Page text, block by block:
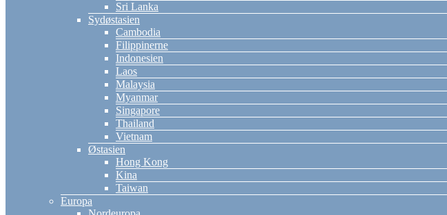
Sri Lanka
Sydøstasien
Cambodia
Filippinerne
Indonesien
Laos
Malaysia
Myanmar
Singapore
Thailand
Vietnam
Østasien
Hong Kong
Kina
Taiwan
Europa